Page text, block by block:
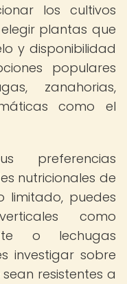
los cultivos
plantas que
y disponibilidad
populares
zanahorias,
como el
preferencias
nutricionales de
limitado, puedes
como
o lechugas
investigar sobre
resistentes a